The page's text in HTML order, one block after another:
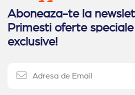
Aboneaza-te la
Primesti oferte
exclusive!